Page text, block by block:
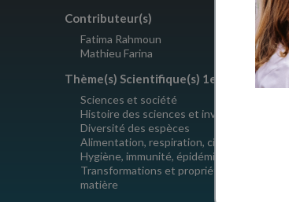
Contributeur(s)
Fatima Rahmoun
Mathieu Farina
Thème(s) Scientifique(s) 1er degré
Sciences et société
Histoire des sciences et inventions
Diversité des espèces
Alimentation, respiration, circulation
Hygiène, immunité, épidémies
Transformations et propriétés de la
matière